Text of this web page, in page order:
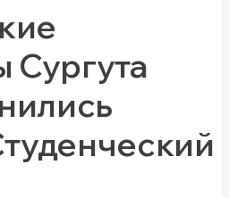
Сургута